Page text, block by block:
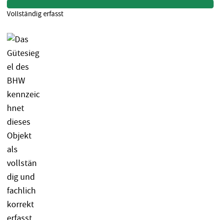
Vollständig erfasst